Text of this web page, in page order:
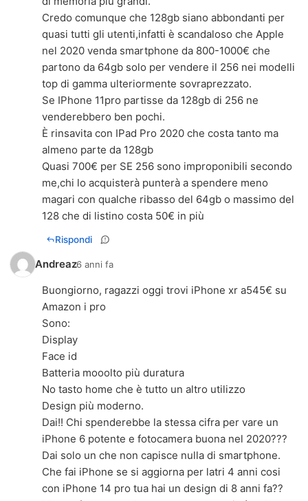
Credo comunque che 128gb siano abbondanti per
quasi tutti gli utenti,infatti è scandaloso che Apple
nel 2020 venda smartphone da 800-1000€ che
partono da 64gb solo per vendere il 256 nei modelli
top di gamma ulteriormente sovraprezzato.
Se IPhone 11pro partisse da 128gb di 256 ne
venderebbero ben pochi.
È rinsavita con IPad Pro 2020 che costa tanto ma
almeno parte da 128gb
Quasi 700€ per SE 256 sono improponibili secondo
me,chi lo acquisterà punterà a spendere meno
magari con qualche ribasso del 64gb o massimo del
128 che di listino costa 50€ in più
Rispondi
Andreaz6 anni fa
Buongiorno, ragazzi oggi trovi iPhone xr a545€ su
Amazon i pro
Sono:
Display
Face id
Batteria mooolto più duratura
No tasto home che è tutto un altro utilizzo
Design più moderno.
Dai!! Chi spenderebbe la stessa cifra per vare un
iPhone 6 potente e fotocamera buona nel 2020???
Dai solo un che non capisce nulla di smartphone.
Che fai iPhone se si aggiorna per latri 4 anni cosi
con iPhone 14 pro tua hai un design di 8 anni fa??